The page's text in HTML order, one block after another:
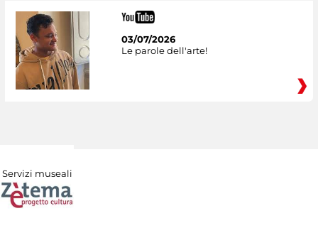
03/07/2026
Le parole dell'arte!
Servizi museali